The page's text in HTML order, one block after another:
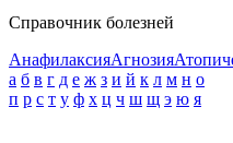
Справочник болезней
АнафилаксияАгнозия
а б в г д е ж з и й к л м н о
п р с т у ф х ц ч ш щ э ю я